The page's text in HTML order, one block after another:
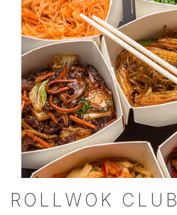
ROLLWOK CLUB